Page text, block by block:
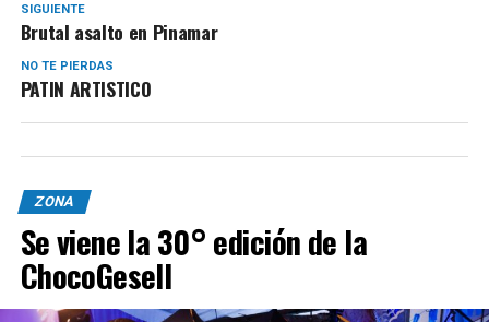
SIGUIENTE
Brutal asalto en Pinamar
NO TE PIERDAS
PATIN ARTISTICO
ZONA
Se viene la 30° edición de la
ChocoGesell